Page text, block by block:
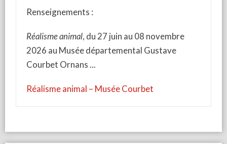
Renseignements :
Réalisme animal, du 27 juin au 08 novembre
2026 au Musée départemental Gustave
Courbet Ornans
Réalisme animal – Musée Courbet